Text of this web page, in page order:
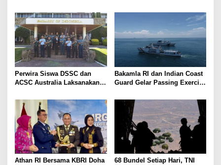
Selatan
dengan Presiden Putin di
Perwira Siswa DSSC dan
ACSC Australia Laksanakan
Besar RI untuk Australia
Bakamla RI dan Indian Coast
Guard Gelar Passing Exercise
Athan RI Bersama KBRI Doha
68 Bundel Setiap Hari, TNI